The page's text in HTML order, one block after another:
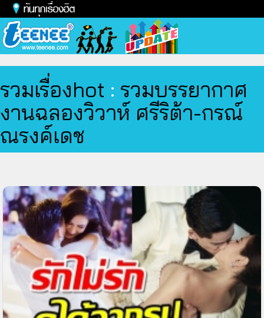
รวมเรื่องhot : รวมบรรยากาศ
งานฉลองวิวาห์ ศรีริต้า-กรณ์
ณรงค์เดช